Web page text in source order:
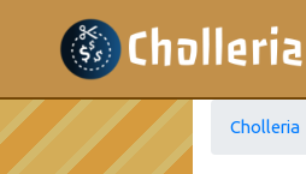
Cholleria